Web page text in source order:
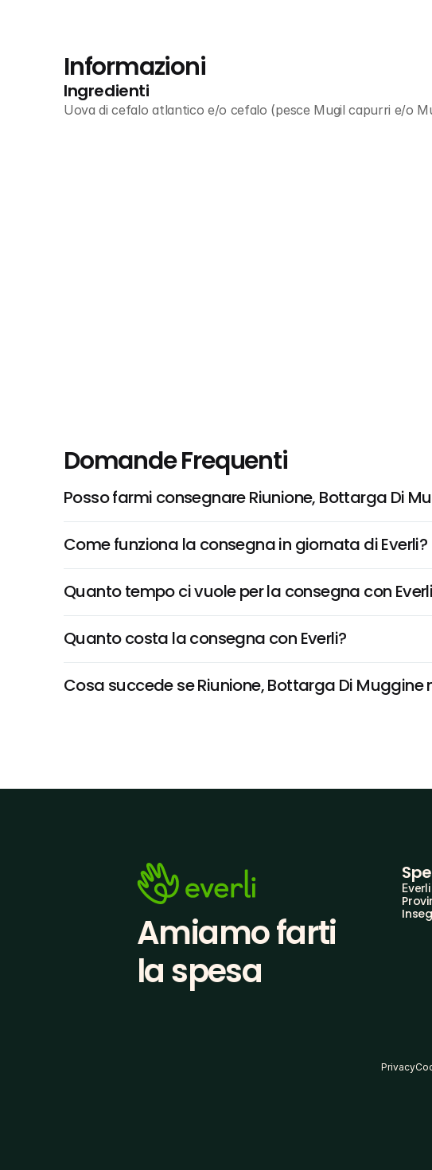
Informazioni
Ingredienti
Uova di cefalo atlantico e/o cefalo (pesce Mugil capurri e/o
Domande Frequenti
Posso farmi consegnare Riunione, Bottarga Di
Come funziona la consegna in giornata di Everli?
Quanto tempo ci vuole per la consegna con
Quanto costa la consegna con Everli?
Cosa succede se Riunione, Bottarga Di
Amiamo farti
la spesa
Everli
Privacy